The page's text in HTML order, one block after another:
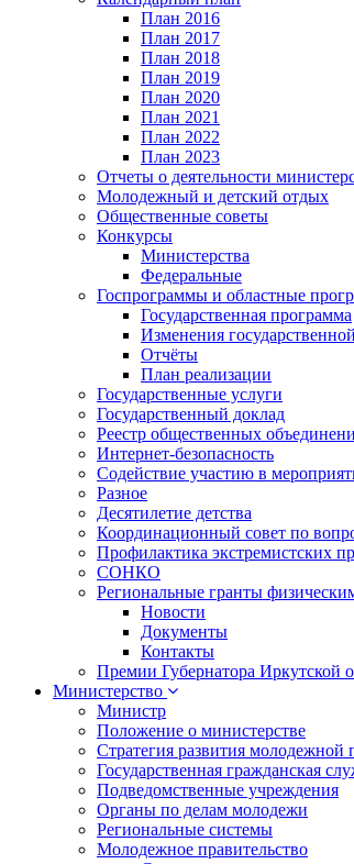
План 2016
План 2017
План 2018
План 2019
План 2020
План 2021
План 2022
План 2023
Отчеты о деятельности
Молодежный и детский отдых
Общественные советы
Конкурсы
Министерства
Федеральные
Госпрограммы и областные
Государственная программа
Изменения
Отчёты
План реализации
Государственные услуги
Государственный доклад
Реестр общественных
Интернет-безопасность
Содействие участию в
Разное
Десятилетие детства
Координационный совет по
Профилактика экстремистских
СОНКО
Региональные гранты
Новости
Документы
Контакты
Премии Губернатора Иркутской
Министерство
Министр
Положение о министерстве
Стратегия развития молодежной
Государственная гражданская
Подведомственные учреждения
Органы по делам молодежи
Региональные системы
Молодежное правительство